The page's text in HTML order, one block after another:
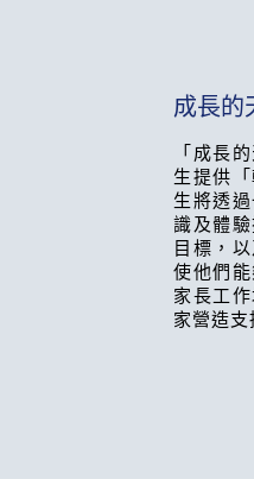
成長的
「成長
生提供
生將透
識及體
目標，
使他們
家長工
家營造支